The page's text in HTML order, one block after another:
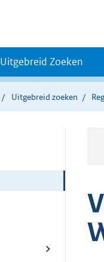
Uitgebreid Zoeken
Uitgebreid zoeken